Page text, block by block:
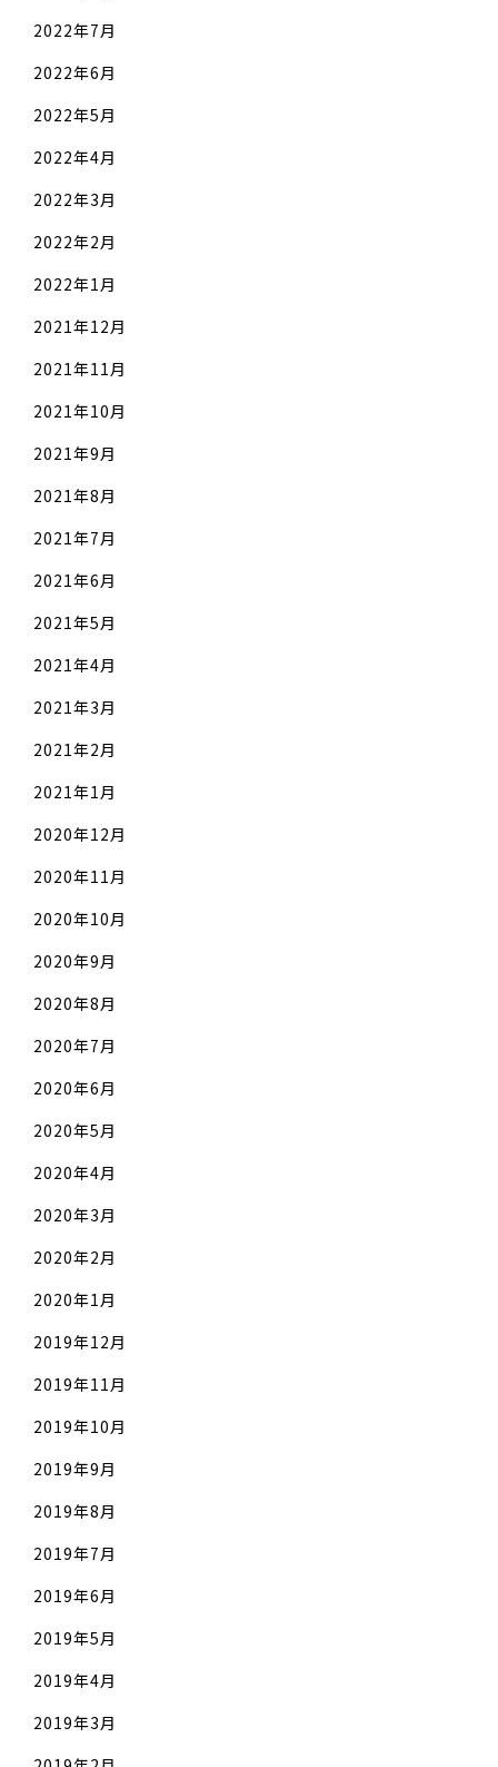
2022年7月
2022年6月
2022年5月
2022年4月
2022年3月
2022年2月
2022年1月
2021年12月
2021年11月
2021年10月
2021年9月
2021年8月
2021年7月
2021年6月
2021年5月
2021年4月
2021年3月
2021年2月
2021年1月
2020年12月
2020年11月
2020年10月
2020年9月
2020年8月
2020年7月
2020年6月
2020年5月
2020年4月
2020年3月
2020年2月
2020年1月
2019年12月
2019年11月
2019年10月
2019年9月
2019年8月
2019年7月
2019年6月
2019年5月
2019年4月
2019年3月